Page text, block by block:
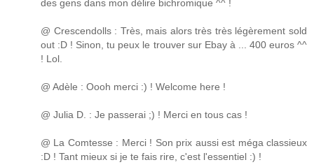
des gens dans mon délire bichromique ^^ !
@ Crescendolls : Très, mais alors très très légèrement sold
out :D ! Sinon, tu peux le trouver sur Ebay à ... 400 euros ^^
! Lol.
@ Adèle : Oooh merci :) ! Welcome here !
@ Julia D. : Je passerai ;) ! Merci en tous cas !
@ La Comtesse : Merci ! Son prix aussi est méga classieux
:D ! Tant mieux si je te fais rire, c'est l'essentiel :) !